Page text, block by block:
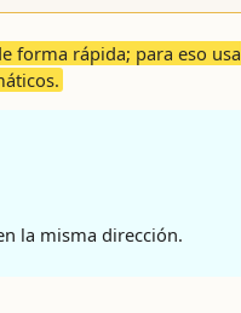
forma rápida; para eso usa
la misma dirección.